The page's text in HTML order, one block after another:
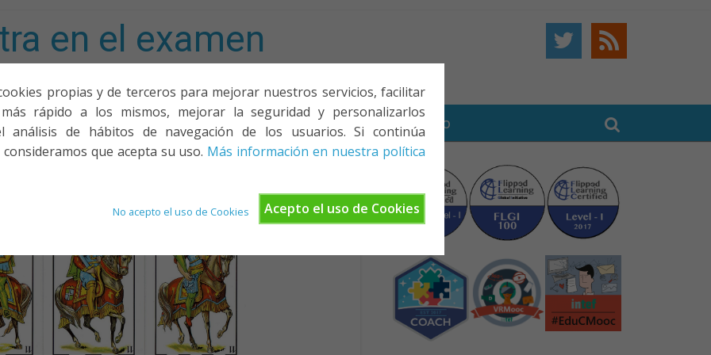
propias y de terceros para mejorar nuestros servicios, facilitar
rápido a los mismos, mejorar la seguridad y personalizarlos
análisis de hábitos de navegación de los usuarios. Si continúa
que acepta su uso. Más información en nuestra política
Acepto el uso de Cookies
No acepto el uso de Cookies
en el examen
PONENCIAS Y CURSOS ¿QUIÉNES SOMOS? YOUTUBE CONTACTO